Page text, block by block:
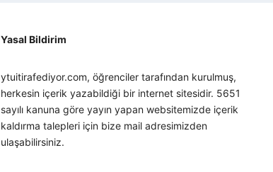
Yasal Bildirim
ytuitirafediyor.com, öğrenciler tarafından kurulmuş,
herkesin içerik yazabildiği bir internet sitesidir. 5651
sayılı kanuna göre yayın yapan websitemizde içerik
kaldırma talepleri için bize mail adresimizden
ulaşabilirsiniz.